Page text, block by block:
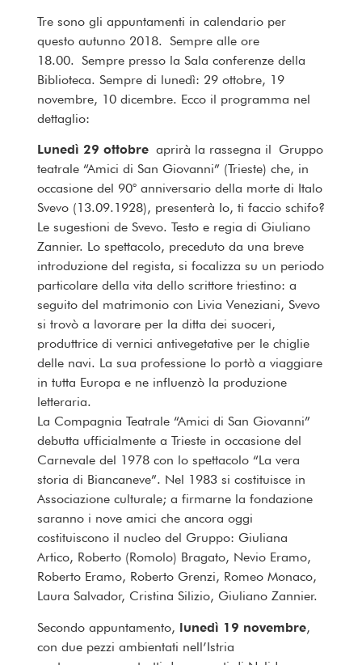
Tre sono gli appuntamenti in calendario per
questo autunno 2018. Sempre alle ore
18.00. Sempre presso la Sala conferenze della
Biblioteca. Sempre di lunedì: 29 ottobre, 19
novembre, 10 dicembre. Ecco il programma nel
dettaglio:
Lunedì 29 ottobreaprirà la rassegna il Gruppo
teatrale “Amici di San Giovanni” (Trieste) che, in
occasione del 90° anniversario della morte di Italo
Svevo (13.09.1928), presenterà Io, ti faccio schifo?
Le sugestioni de Svevo. Testo e regia di Giuliano
Zannier. Lo spettacolo, preceduto da una breve
introduzione del regista, si focalizza su un periodo
particolare della vita dello scrittore triestino: a
seguito del matrimonio con Livia Veneziani, Svevo
si trovò a lavorare per la ditta dei suoceri,
produttrice di vernici antivegetative per le chiglie
delle navi. La sua professione lo portò a viaggiare
in tutta Europa e ne influenzò la produzione
letteraria.
La Compagnia Teatrale “Amici di San Giovanni”
debutta ufficialmente a Trieste in occasione del
Carnevale del 1978 con lo spettacolo “La vera
storia di Biancaneve”. Nel 1983 si costituisce in
Associazione culturale; a firmarne la fondazione
saranno i nove amici che ancora oggi
costituiscono il nucleo del Gruppo: Giuliana
Artico, Roberto (Romolo) Bragato, Nevio Eramo,
Roberto Eramo, Roberto Grenzi, Romeo Monaco,
Laura Salvador, Cristina Silizio, Giuliano Zannier.
Secondo appuntamento, lunedì 19 novembre,
con due pezzi ambientati nell’Istria